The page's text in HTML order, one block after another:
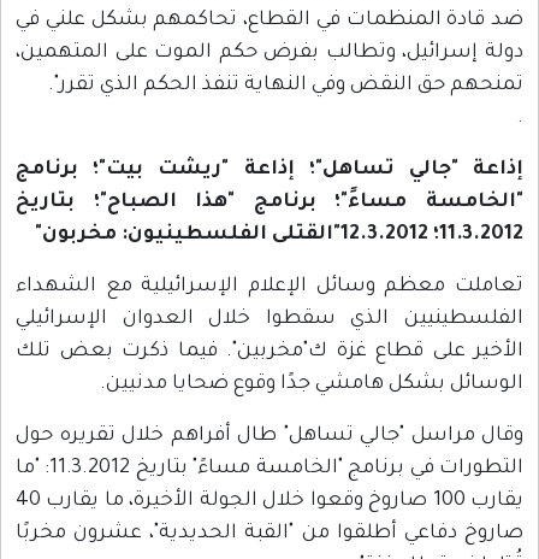
ضد قادة المنظمات في القطاع، تحاكمهم بشكل علني في
دولة إسرائيل، وتطالب بفرض حكم الموت على المتهمين،
تمنحهم حق النقض وفي النهاية تنفذ الحكم الذي تقرر".
.
إذاعة "جالي تساهل"؛ إذاعة "ريشت بيت"؛ برنامج
"الخامسة مساءً"؛ برنامج "هذا الصباح"؛ بتاريخ
11.3.2012؛ 12.3.2012"القتلى الفلسطينيون: مخربون"
تعاملت معظم وسائل الإعلام الإسرائيلية مع الشهداء
الفلسطينيين الذي سقطوا خلال العدوان الإسرائيلي
الأخير على قطاع غزة ك"مخربين". فيما ذكرت بعض تلك
الوسائل بشكل هامشي جدًا وقوع ضحايا مدنيين.
وقال مراسل "جالي تساهل" طال أفراهم خلال تقريره حول
التطورات في برنامج "الخامسة مساءً" بتاريخ 11.3.2012: "ما
يقارب 100 صاروخ وقعوا خلال الجولة الأخيرة، ما يقارب 40
صاروخ دفاعي أطلقوا من "القبة الحديدية"، عشرون مخربًا